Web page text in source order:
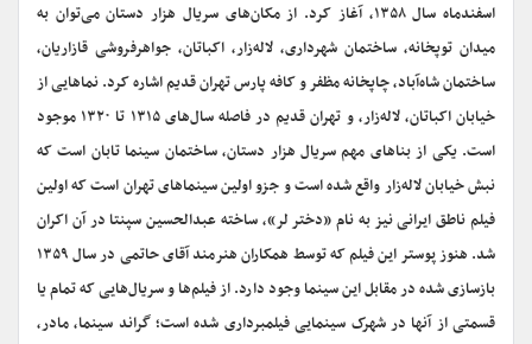
اسفندماه سال ۱۳۵۸، آغاز کرد. از مکان‌های سریال هزار دستان می‌توان به
میدان توپخانه‌، ساختمان شهرداری‌، لاله‌زار، اکباتان‌، جواهرفروشی قازاریان‌،
ساختمان شاه‌آباد، چاپخانه مظفر و کافه پارس تهران قدیم اشاره کرد. نماهایی از
خیابان اکباتان، لاله‌زار، و تهران قدیم در فاصله سال‌های ۱۳۱۵ تا ۱۳۲۰ موجود
است‌. یکی از بناهای مهم سریال هزار دستان، ساختمان سینما تابان است که
نبش خیابان لاله‌زار واقع شده است و جزو اولین سینماهای تهران است که اولین
فیلم ناطق ایرانی نیز به نام «دختر لر»، ساخته عبدالحسین سپنتا در آن اکران
شد. هنوز پوستر این فیلم که توسط همکاران هنرمند آقای حاتمی در سال ۱۳۵۹
بازسازی شده در مقابل این سینما وجود دارد. از فیلم‌ها و سریال‌هایی که تمام یا
قسمتی از آنها در شهرک سینمایی فیلمبرداری شده است‌؛ گراند سینما، مادر،